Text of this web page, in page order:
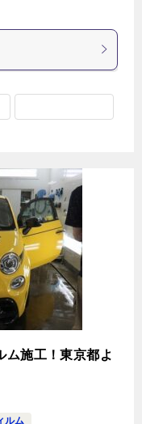
ム施工！東京都よ
ルム